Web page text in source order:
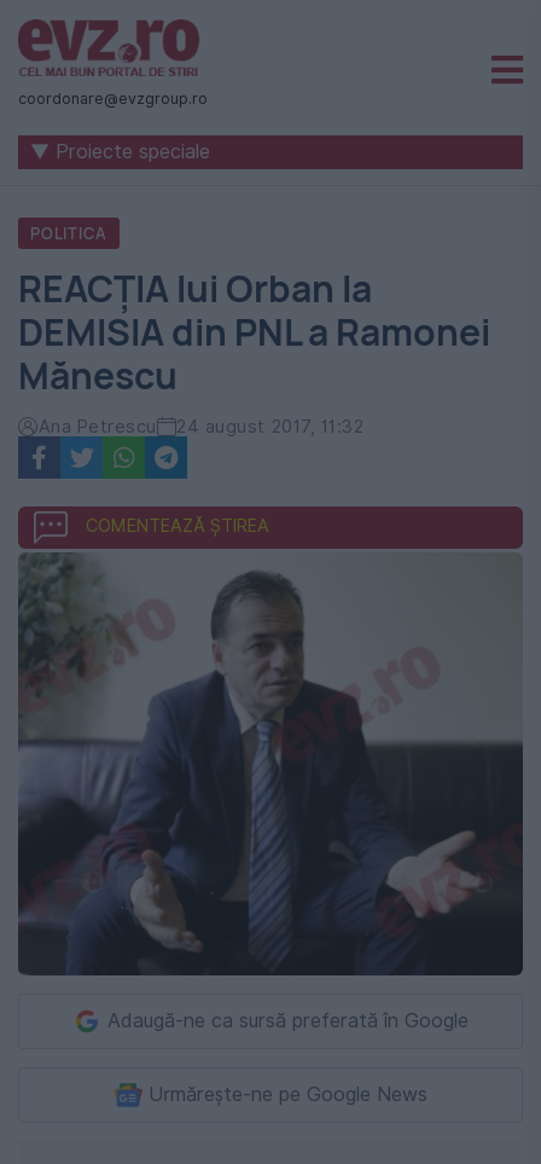
Știri
naționale
internaționale
România
-
Evenimentul
Zilei
coordonare@evzgroup.ro
▼ Proiecte speciale
POLITICA
REACȚIA lui Orban la
DEMISIA din PNL a Ramonei
Mănescu
Ana Petrescu 24 august 2017, 11:32
COMENTEAZĂ ȘTIREA
Adaugă-ne ca sursă preferată în Google
Urmărește-ne pe Google News